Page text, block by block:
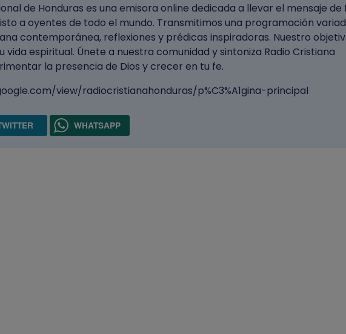
decrease
volume.
de Honduras es una emisora online dedicada a llevar el mensaje de
a oyentes de todo el mundo. Transmitimos una programación
contemporánea, reflexiones y prédicas inspiradoras. Nuestro
espiritual. Únete a nuestra comunidad y sintoniza Radio Cristiana
la presencia de Dios y crecer en tu fe.
view/radiocristianahonduras/p%C3%A1gina-principal
WHATSAPP